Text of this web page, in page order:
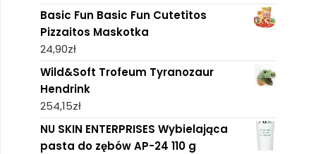
Basic Fun Basic Fun Cutetitos
Pizzaitos Maskotka
24,90zł
Wild&Soft Trofeum Tyranozaur
Hendrink
254,15zł
NU SKIN ENTERPRISES Wybielająca
pasta do zębów AP-24 110 g